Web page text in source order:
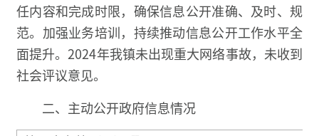
任内容和完成时限，确保信息公开准确、及时、规
范。加强业务培训，持续推动信息公开工作水平全
面提升。2024年我镇未出现重大网络事故，未收到
社会评议意见。
二、主动公开政府信息情况